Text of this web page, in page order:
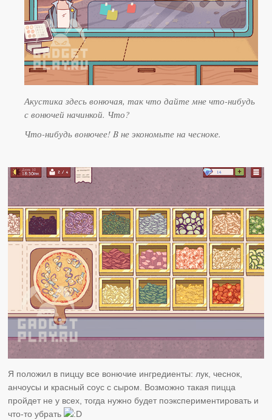
Акустика здесь вонючая, так что дайте мне что-нибудь
с вонючей начинкой. Что?
Что-нибудь вонючее! B не экономьте на чесноке.
Я положил в пиццу все вонючие ингредиенты: лук, чеснок,
анчоусы и красный соус с сыром. Возможно такая пицца
пройдет не у всех, тогда нужно будет поэкспериментировать и
что-то убрать